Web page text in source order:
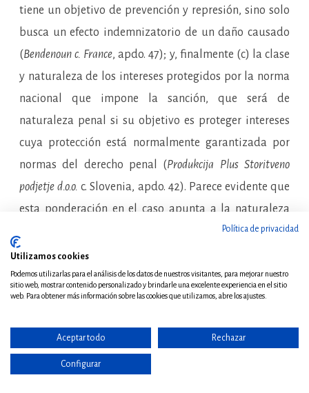
tiene un objetivo de prevención y represión, sino solo
busca un efecto indemnizatorio de un daño causado
(Bendenoun c. France, apdo. 47); y, finalmente (c) la clase
y naturaleza de los intereses protegidos por la norma
nacional que impone la sanción, que será de
naturaleza penal si su objetivo es proteger intereses
cuya protección está normalmente garantizada por
normas del derecho penal (Produkcija Plus Storitveno
podjetje d.o.o. c. Slovenia, apdo. 42). Parece evidente que
esta ponderación en el caso apunta a la naturaleza
sancionadora del artículo 42.2 a), no ya solo porque su
supuesto de hecho tenga un alcance subjetivo general,
sino porque es obvio que su finalidad es la de prevenir
y reprobar las conductas que se describen en él, en
una vez que la jurisprudencia ha exigido un ánimo
subjetivo especial para su apreciación— en el tipo del
Política de privacidad
Utilizamos cookies
Podemos utilizarlas para el análisis de los datos de nuestros visitantes, para mejorar nuestro
sitio web, mostrar contenido personalizado y brindarle una excelente experiencia en el sitio
web. Para obtener más información sobre las cookies que utilizamos, abre los ajustes.
Aceptar todo Rechazar
Configurar